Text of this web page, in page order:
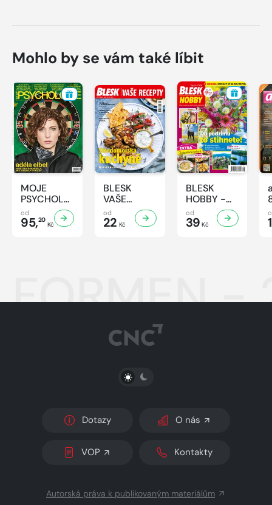
Mohlo by se vám také líbit
MOJE
PSYCHOLOGIE
- 8/2026
od
95,20
Kč
BLESK
VAŠE
RECEPTY -
8/2026
od
22 Kč
BLESK
HOBBY -
8/2026
od
39 Kč
FORMEN -
PŘEPNOUT SVĚTLÝ/TMAVÝ REŽIM
Dotazy O nás
VOP Kontakty
Autorská práva k publikovaným materiálům